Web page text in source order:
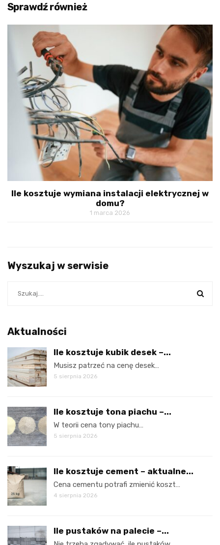
Sprawdź również
Ile kosztuje wymiana instalacji elektrycznej w
domu?
1 marca 2026
Wyszukaj w serwisie
Aktualności
Ile kosztuje kubik desek –...
Musisz patrzeć na cenę desek…
5 sierpnia 2026
Ile kosztuje tona piachu –...
W teorii cena tony piachu…
5 sierpnia 2026
Ile kosztuje cement – aktualne...
Cena cementu potrafi zmienić koszt…
4 sierpnia 2026
Ile pustaków na palecie –...